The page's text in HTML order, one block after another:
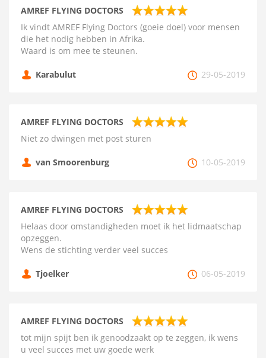
AMREF FLYING DOCTORS
Ik vindt AMREF Flying Doctors (goeie doel) voor mensen
die het nodig hebben in Afrika.
Waard is om mee te steunen.
Karabulut 29-05-2019
AMREF FLYING DOCTORS
Niet zo dwingen met post sturen
van Smoorenburg 10-05-2019
AMREF FLYING DOCTORS
Helaas door omstandigheden moet ik het lidmaatschap
opzeggen.
Wens de stichting verder veel succes
Tjoelker 06-05-2019
AMREF FLYING DOCTORS
tot mijn spijt ben ik genoodzaakt op te zeggen, ik wens
u veel succes met uw goede werk